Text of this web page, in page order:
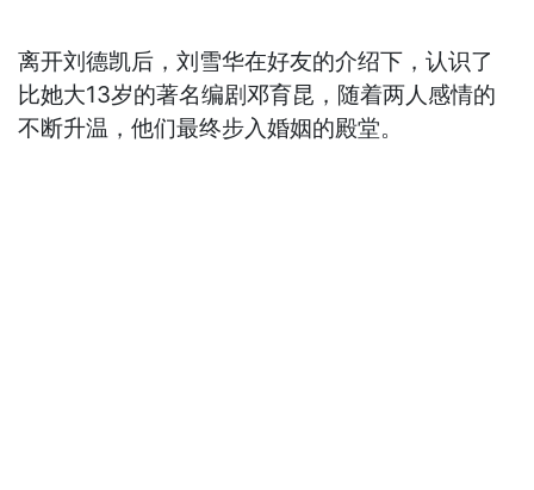
离开刘德凯后，刘雪华在好友的介绍下，认识了
比她大13岁的著名编剧邓育昆，随着两人感情的
不断升温，他们最终步入婚姻的殿堂。